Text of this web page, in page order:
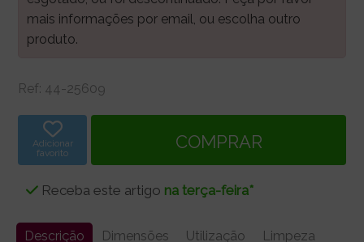
mais informações por email, ou escolha outro
produto.
Ref: 44-25609
Adicionar
favorito
Receba este artigo na terça-feira*
Descrição Dimensões Utilização
Limpeza